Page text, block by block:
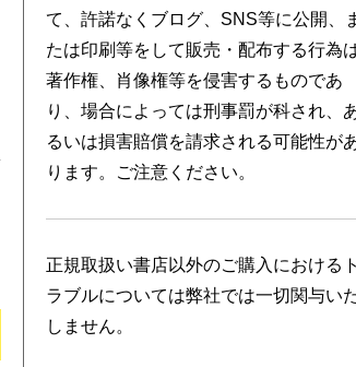
て、許諾なくブログ、SNS等に公開、
たは印刷等をして販売・配布する行為
著作権、肖像権等を侵害するものであ
り、場合によっては刑事罰が科され、
るいは損害賠償を請求される可能性が
ります。ご注意ください。
正規取扱い書店以外のご購入におけるト
ラブルについては弊社では一切関与い
しません。